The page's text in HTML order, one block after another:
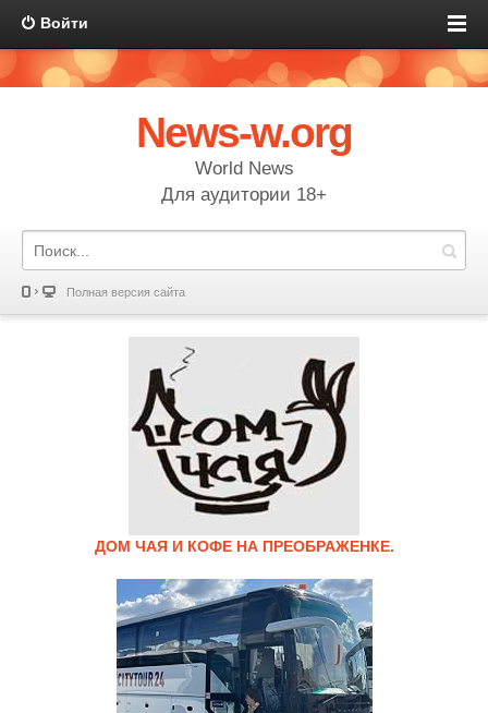
Войти
News-w.org
World News
Для аудитории 18+
Полная версия сайта
ДОМ ЧАЯ И КОФЕ НА ПРЕОБРАЖЕНКЕ.